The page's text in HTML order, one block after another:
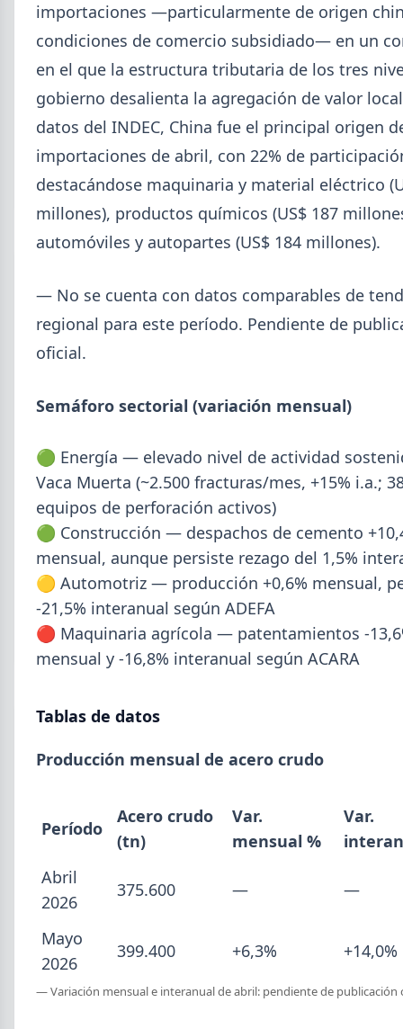
GENERAL 2026-08-04
Día de la Siderurgia: cómo llega el
sector al aniversario 78 del legado
de Savio
El 31 de julio la industria del acero recordó a
Manuel Savio con inversiones millonarias, un
semestre de recuperación parcial y un mercado
que se reordena hacia la minería y la energía.
GENERAL 2026-08-03
Perfiles.com.ar abrió su tercera
sucursal en zona norte: llegó a San
Isidro
La distribuidora siderometalúrgica, fundada en
1974 en San Fernando, sumó un local sobre Av.
Andrés Rolón, su primer punto de venta en San
Isidro.
ADIMRA
Informe ADIMRA junio 2026: la
producción metalúrgica cayó 4,6%
importaciones —particularmente de origen
condiciones de comercio subsidiado— en un
en el que la estructura tributaria de los tres
gobierno desalienta la agregación de valor
datos del INDEC, China fue el principal origen
importaciones de abril, con 22% de
destacándose maquinaria y material eléctrico
millones), productos químicos (US$ 187
automóviles y autopartes (US$ 184 millones).
— No se cuenta con datos comparables de
regional para este período. Pendiente de
oficial.
Semáforo sectorial (variación mensual)
🟢 Energía — elevado nivel de actividad
Vaca Muerta (~2.500 fracturas/mes, +15% i.a.;
equipos de perforación activos)
🟢 Construcción — despachos de cemento
mensual, aunque persiste rezago del 1,5%
🟡 Automotriz — producción +0,6% mensual,
-21,5% interanual según ADEFA
🔴 Maquinaria agrícola — patentamientos -
mensual y -16,8% interanual según ACARA
Tablas de datos
Producción mensual de acero crudo
Período
Acero crudo
(tn)
Var.
mensual %
Var.
Abril
2026
375.600 — —
Mayo
2026
399.400 +6,3% +14,0%
— Variación mensual e interanual de abril: pendiente de publicación